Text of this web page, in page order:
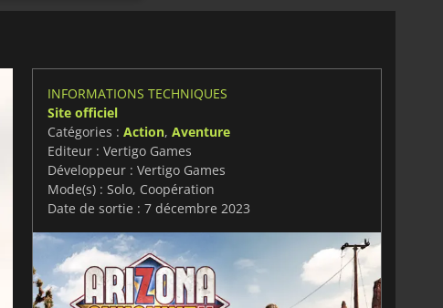
INFORMATIONS TECHNIQUES
Site officiel
Catégories : Action, Aventure
Editeur : Vertigo Games
Développeur : Vertigo Games
Mode(s) : Solo, Coopération
Date de sortie : 7 décembre 2023